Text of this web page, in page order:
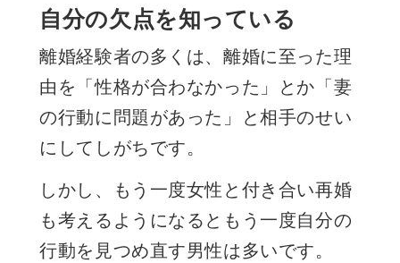
自分の欠点を知っている
離婚経験者の多くは、離婚に至った理
由を「性格が合わなかった」とか「妻
の行動に問題があった」と相手のせい
にしてしがちです。
しかし、もう一度女性と付き合い再婚
も考えるようになるともう一度自分の
行動を見つめ直す男性は多いです。